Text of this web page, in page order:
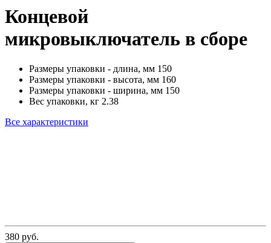
Концевой
микровыключатель в сборе
Размеры упаковки - длина, мм 150
Размеры упаковки - высота, мм 160
Размеры упаковки - ширина, мм 150
Вес упаковки, кг 2.38
Все характеристики
380 руб.